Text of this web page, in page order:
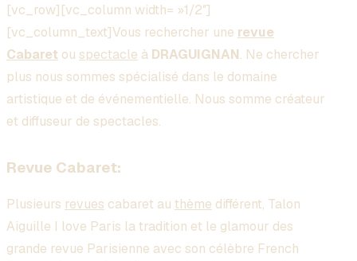
[vc_row][vc_column width= »1/2″]
[vc_column_text]Vous rechercher une revue
Cabaret ou spectacle à DRAGUIGNAN. Ne chercher
plus nous sommes spécialisé dans le domaine
artistique et de événementielle. Nous somme créateur
et diffuseur de spectacles.
Revue Cabaret:
Plusieurs revues cabaret au thème différent, Talon
Aiguille I love Paris la tradition et le glamour des
grande revue Parisienne avec son célèbre French